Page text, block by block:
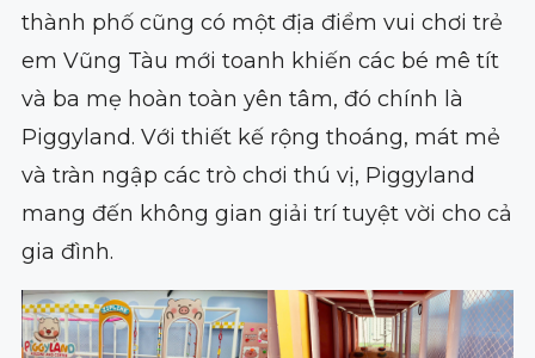
thành phố cũng có một địa điểm vui chơi trẻ
em Vũng Tàu mới toanh khiến các bé mê tít
và ba mẹ hoàn toàn yên tâm, đó chính là
Piggyland. Với thiết kế rộng thoáng, mát mẻ
và tràn ngập các trò chơi thú vị, Piggyland
mang đến không gian giải trí tuyệt vời cho cả
gia đình.